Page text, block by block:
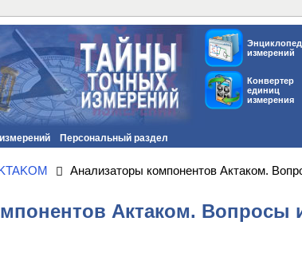
измерений
Конвертер
единиц
измерения
Персональный раздел
Анализаторы компонентов Актаком.
Актаком. Вопросы